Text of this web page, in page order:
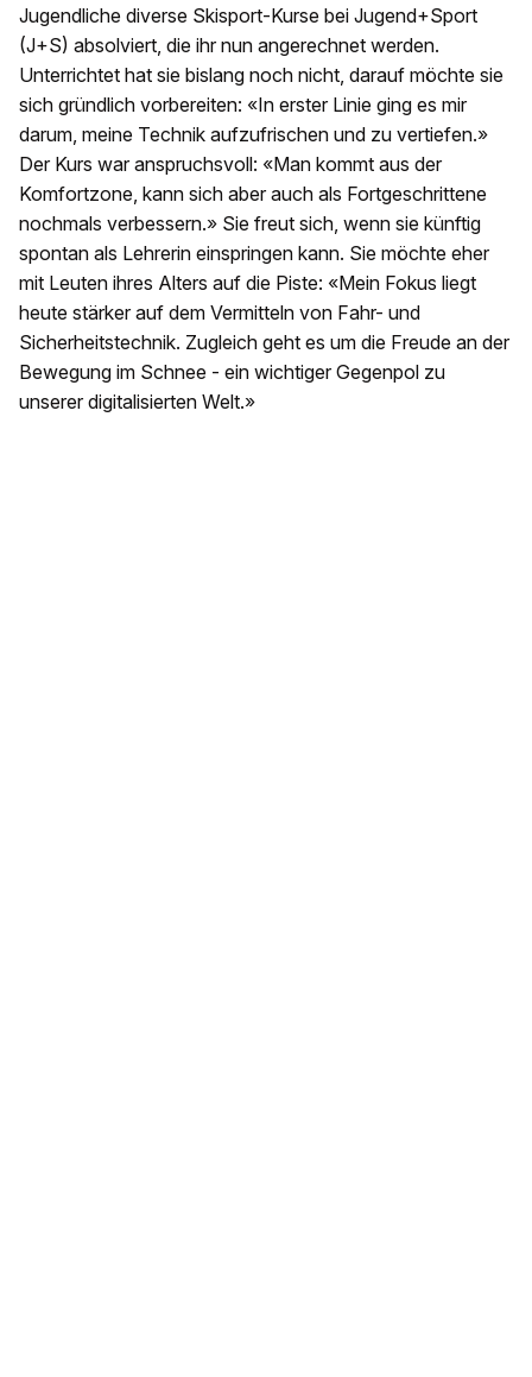
Jugendliche diverse Skisport-Kurse bei Jugend+Sport
(J+S) absolviert, die ihr nun angerechnet werden.
Unterrichtet hat sie bislang noch nicht, darauf möchte sie
sich gründlich vorbereiten: «In erster Linie ging es mir
darum, meine Technik aufzufrischen und zu vertiefen.»
Der Kurs war anspruchsvoll: «Man kommt aus der
Komfortzone, kann sich aber auch als Fortgeschrittene
nochmals verbessern.» Sie freut sich, wenn sie künftig
spontan als Lehrerin einspringen kann. Sie möchte eher
mit Leuten ihres Alters auf die Piste: «Mein Fokus liegt
heute stärker auf dem Vermitteln von Fahr- und
Sicherheitstechnik. Zugleich geht es um die Freude an der
Bewegung im Schnee - ein wichtiger Gegenpol zu
unserer digitalisierten Welt.»